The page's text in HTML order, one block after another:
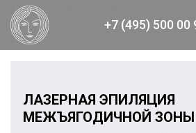
+7 (495) 500 00
ЛАЗЕРНАЯ ЭПИЛЯЦИЯ
МЕЖЪЯГОДИЧНОЙ ЗОНЫ